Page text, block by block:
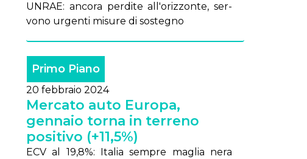
UN­RAE: an­co­ra per­di­te al­l'o­riz­zon­te, ser­
vo­no ur­gen­ti mi­su­re di so­ste­gno
Primo Piano
20 febbraio 2024
Mercato auto Europa,
gennaio torna in terreno
positivo (+11,5%)
ECV al 19,8%: Ita­lia sem­pre ma­glia ne­ra